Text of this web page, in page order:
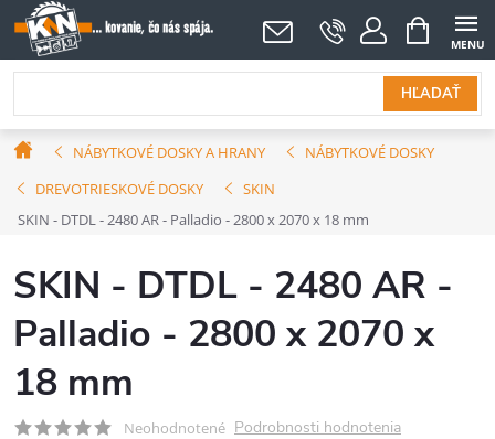
Prejsť
na
obsah
HĽADAŤ
NÁKUPNÝ
KOŠÍK
DomovNÁBYTKOVÉ DOSKY A HRANY
NÁBYTKOVÉ DOSKY
DREVOTRIESKOVÉ DOSKY
SKIN
SKIN - DTDL - 2480 AR - Palladio - 2800 x 2070 x 18 mm
SKIN - DTDL - 2480 AR -
Palladio - 2800 x 2070 x
18 mm
Neohodnotené Podrobnosti hodnotenia